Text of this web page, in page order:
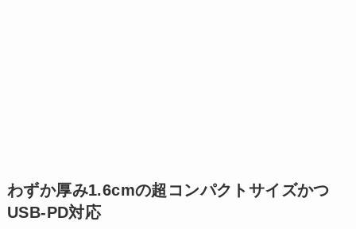
わずか厚み1.6cmの超コンパクトサイズかつ
USB-PD対応